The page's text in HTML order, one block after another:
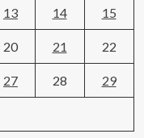
13 14 15
20 21 22
27 28 29